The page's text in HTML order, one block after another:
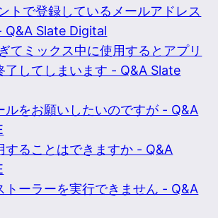
トで登録しているメールアドレス
Q&A Slate Digital
てミックス中に使用するとアプリ
了してしまいます - Q&A Slate
ルをお願いしたいのですが - Q&A
することはできますか - Q&A
トーラーを実行できません - Q&A